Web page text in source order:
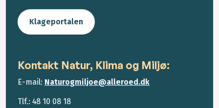
Klageportalen
Kontakt Natur, Klima og Miljø:
E-mail: Naturogmiljoe@alleroed.dk
Tlf.: 48 10 08 18